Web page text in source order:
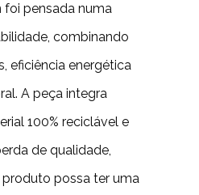
pensada numa
combinando
eficiência energética
A peça integra
100% reciclável e
de qualidade,
possa ter uma